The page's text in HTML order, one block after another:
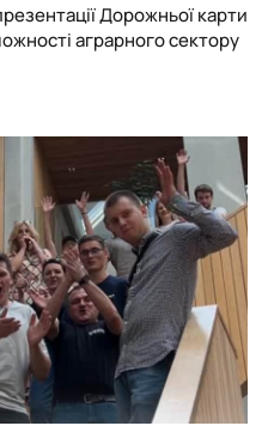
Дорожньої карти
аграрного сектору